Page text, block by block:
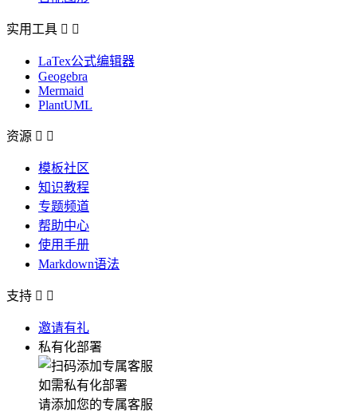
实用工具  
LaTex公式编辑器
Geogebra
Mermaid
PlantUML
资源  
模板社区
知识教程
专题频道
帮助中心
使用手册
Markdown语法
支持  
邀请有礼
私有化部署
如需私有化部署
请添加您的专属客服